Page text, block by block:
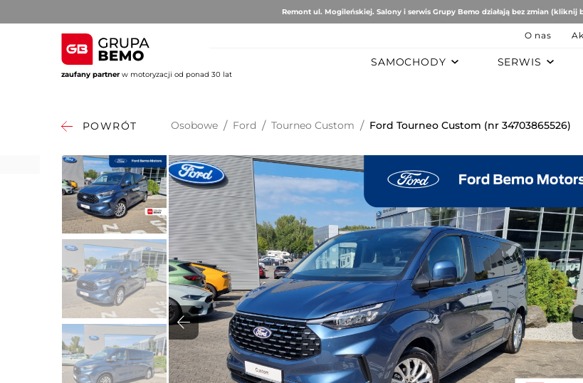
Remont ul. Mogileńskiej. Salony i serwis Grupy Bemo działają bez zmian (kliknij
zaufany partner w motoryzacji od ponad 30 lat
O nas
SAMOCHODY SERWIS
AUTO BRUNO
Volvo Alfa Romeo
DS Automobiles
Citroën
Hyundai
Jeep
Opel
Peugeot
Mercedes-Benz
POWRÓT Osobowe / Ford / Tourneo Custom / Ford Tourneo Custom (nr 34703865526)